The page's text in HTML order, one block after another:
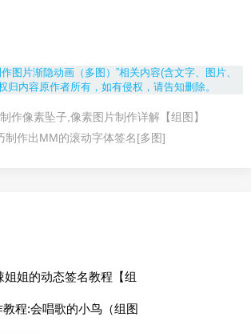
图片渐隐动画（多图）”相关内容(含文字、图片、
归内容原作者所有，如有侵权，请告知删除。
作像素坠子,像素图片制作详解【组图】
制作出MM的滚动字体签名[多图]
姐姐的动态签名教程【组
程:会唱歌的小鸟（组图